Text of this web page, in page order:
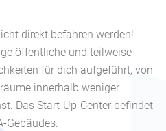
direkt befahren werden!
öffentliche und teilweise
für dich aufgeführt, von
innerhalb weniger
Das Start-Up-Center befindet
Gebäudes.